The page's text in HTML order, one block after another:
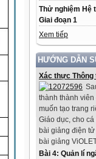
Thử nghiệm Hệ
Giai đoạn 1
Xem tiếp
HƯỚNG DẪN
Xác thực Thông
thành thành
muốn tạo trang
Giáo dục, cho
bài giảng điện
bài giảng
Bài 4: Quản lí